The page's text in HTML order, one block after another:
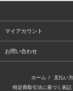
マイアカウント
お問い合わせ
ホーム / 支払い
特定商取引法に基づく表記